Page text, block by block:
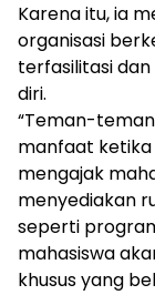
Karena itu, ia
organisasi
terfasilitasi
diri.
“Teman-
manfaat ketika
mengajak
menyediakan
seperti
mahasiswa
khusus yang